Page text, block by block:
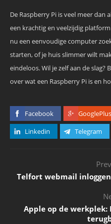
De Raspberry Pi is veel meer dan
een krachtig en veelzijdig
nu een eenvoudige computer
starten, of je huis slimmer wilt
eindeloos. Wil je zelf aan de slag?
over wat een Raspberry Pi is en
Facebook GooglePlus
Linkedin
Telegram
Telfort webmail
Apple op de werkplek: